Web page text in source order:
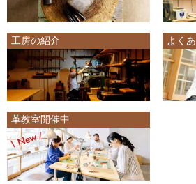
工房の紹介 よく
革教室開催中